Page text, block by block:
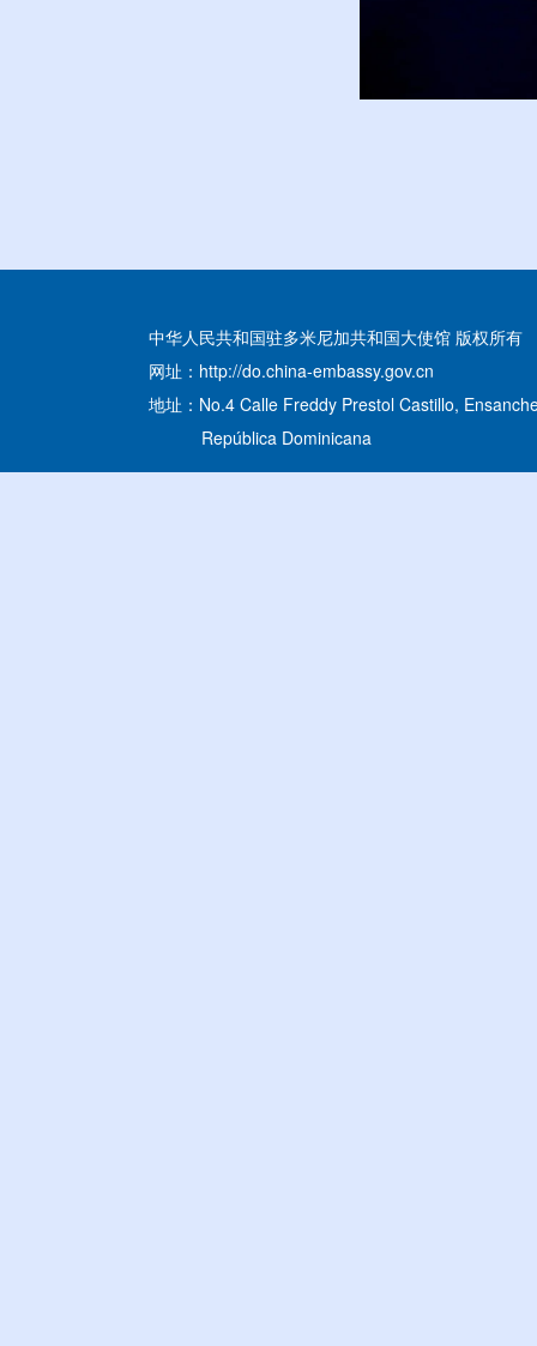
中华人民共和国驻多米尼加共和国大使馆 版权所有
网址：http://do.china-embassy.gov.cn
地址：No.4 Calle Freddy Prestol Castillo,
República Dominicana